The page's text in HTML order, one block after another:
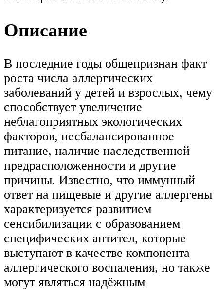
Описание
В последние годы общепризнан факт
роста числа аллергических
заболеваний у детей и взрослых, чему
способствует увеличение
неблагоприятных экологических
факторов, несбалансированное
питание, наличие наследственной
предрасположенности и другие
причины. Известно, что иммунный
ответ на пищевые и другие аллергены
характеризуется развитием
сенсибилизации с образованием
специфических антител, которые
выступают в качестве компонента
аллергического воспаления, но также
могут являться надёжным